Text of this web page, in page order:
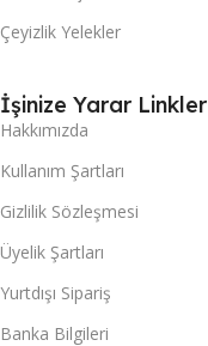
Çeyizlik Yelekler
İşinize Yarar Linkler
Hakkımızda
Kullanım Şartları
Gizlilik Sözleşmesi
Üyelik Şartları
Yurtdışı Sipariş
Banka Bilgileri